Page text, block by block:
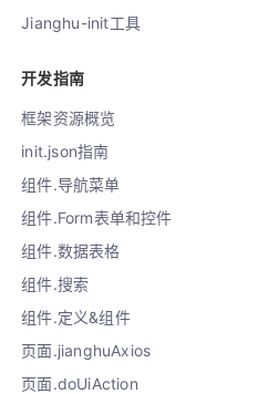
Jianghu-init工具
开发指南
框架资源概览
init.json指南
组件.导航菜单
组件.Form表单和控件
组件.数据表格
组件.搜索
组件.定义&组件
页面.jianghuAxios
页面.doUiAction